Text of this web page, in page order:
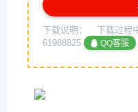
下载说明：
下载过程
61988825
QQ客服